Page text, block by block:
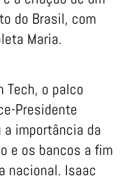
do Brasil, com
Maria.
Tech, o palco
Presidente
a importância da
e os bancos a fim
nacional. Isaac